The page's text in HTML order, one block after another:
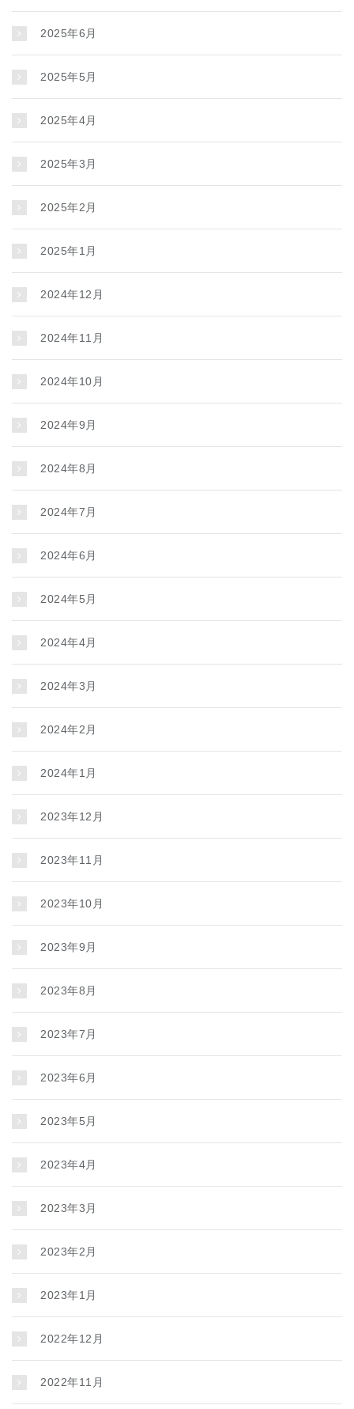
2025年6月
2025年5月
2025年4月
2025年3月
2025年2月
2025年1月
2024年12月
2024年11月
2024年10月
2024年9月
2024年8月
2024年7月
2024年6月
2024年5月
2024年4月
2024年3月
2024年2月
2024年1月
2023年12月
2023年11月
2023年10月
2023年9月
2023年8月
2023年7月
2023年6月
2023年5月
2023年4月
2023年3月
2023年2月
2023年1月
2022年12月
2022年11月